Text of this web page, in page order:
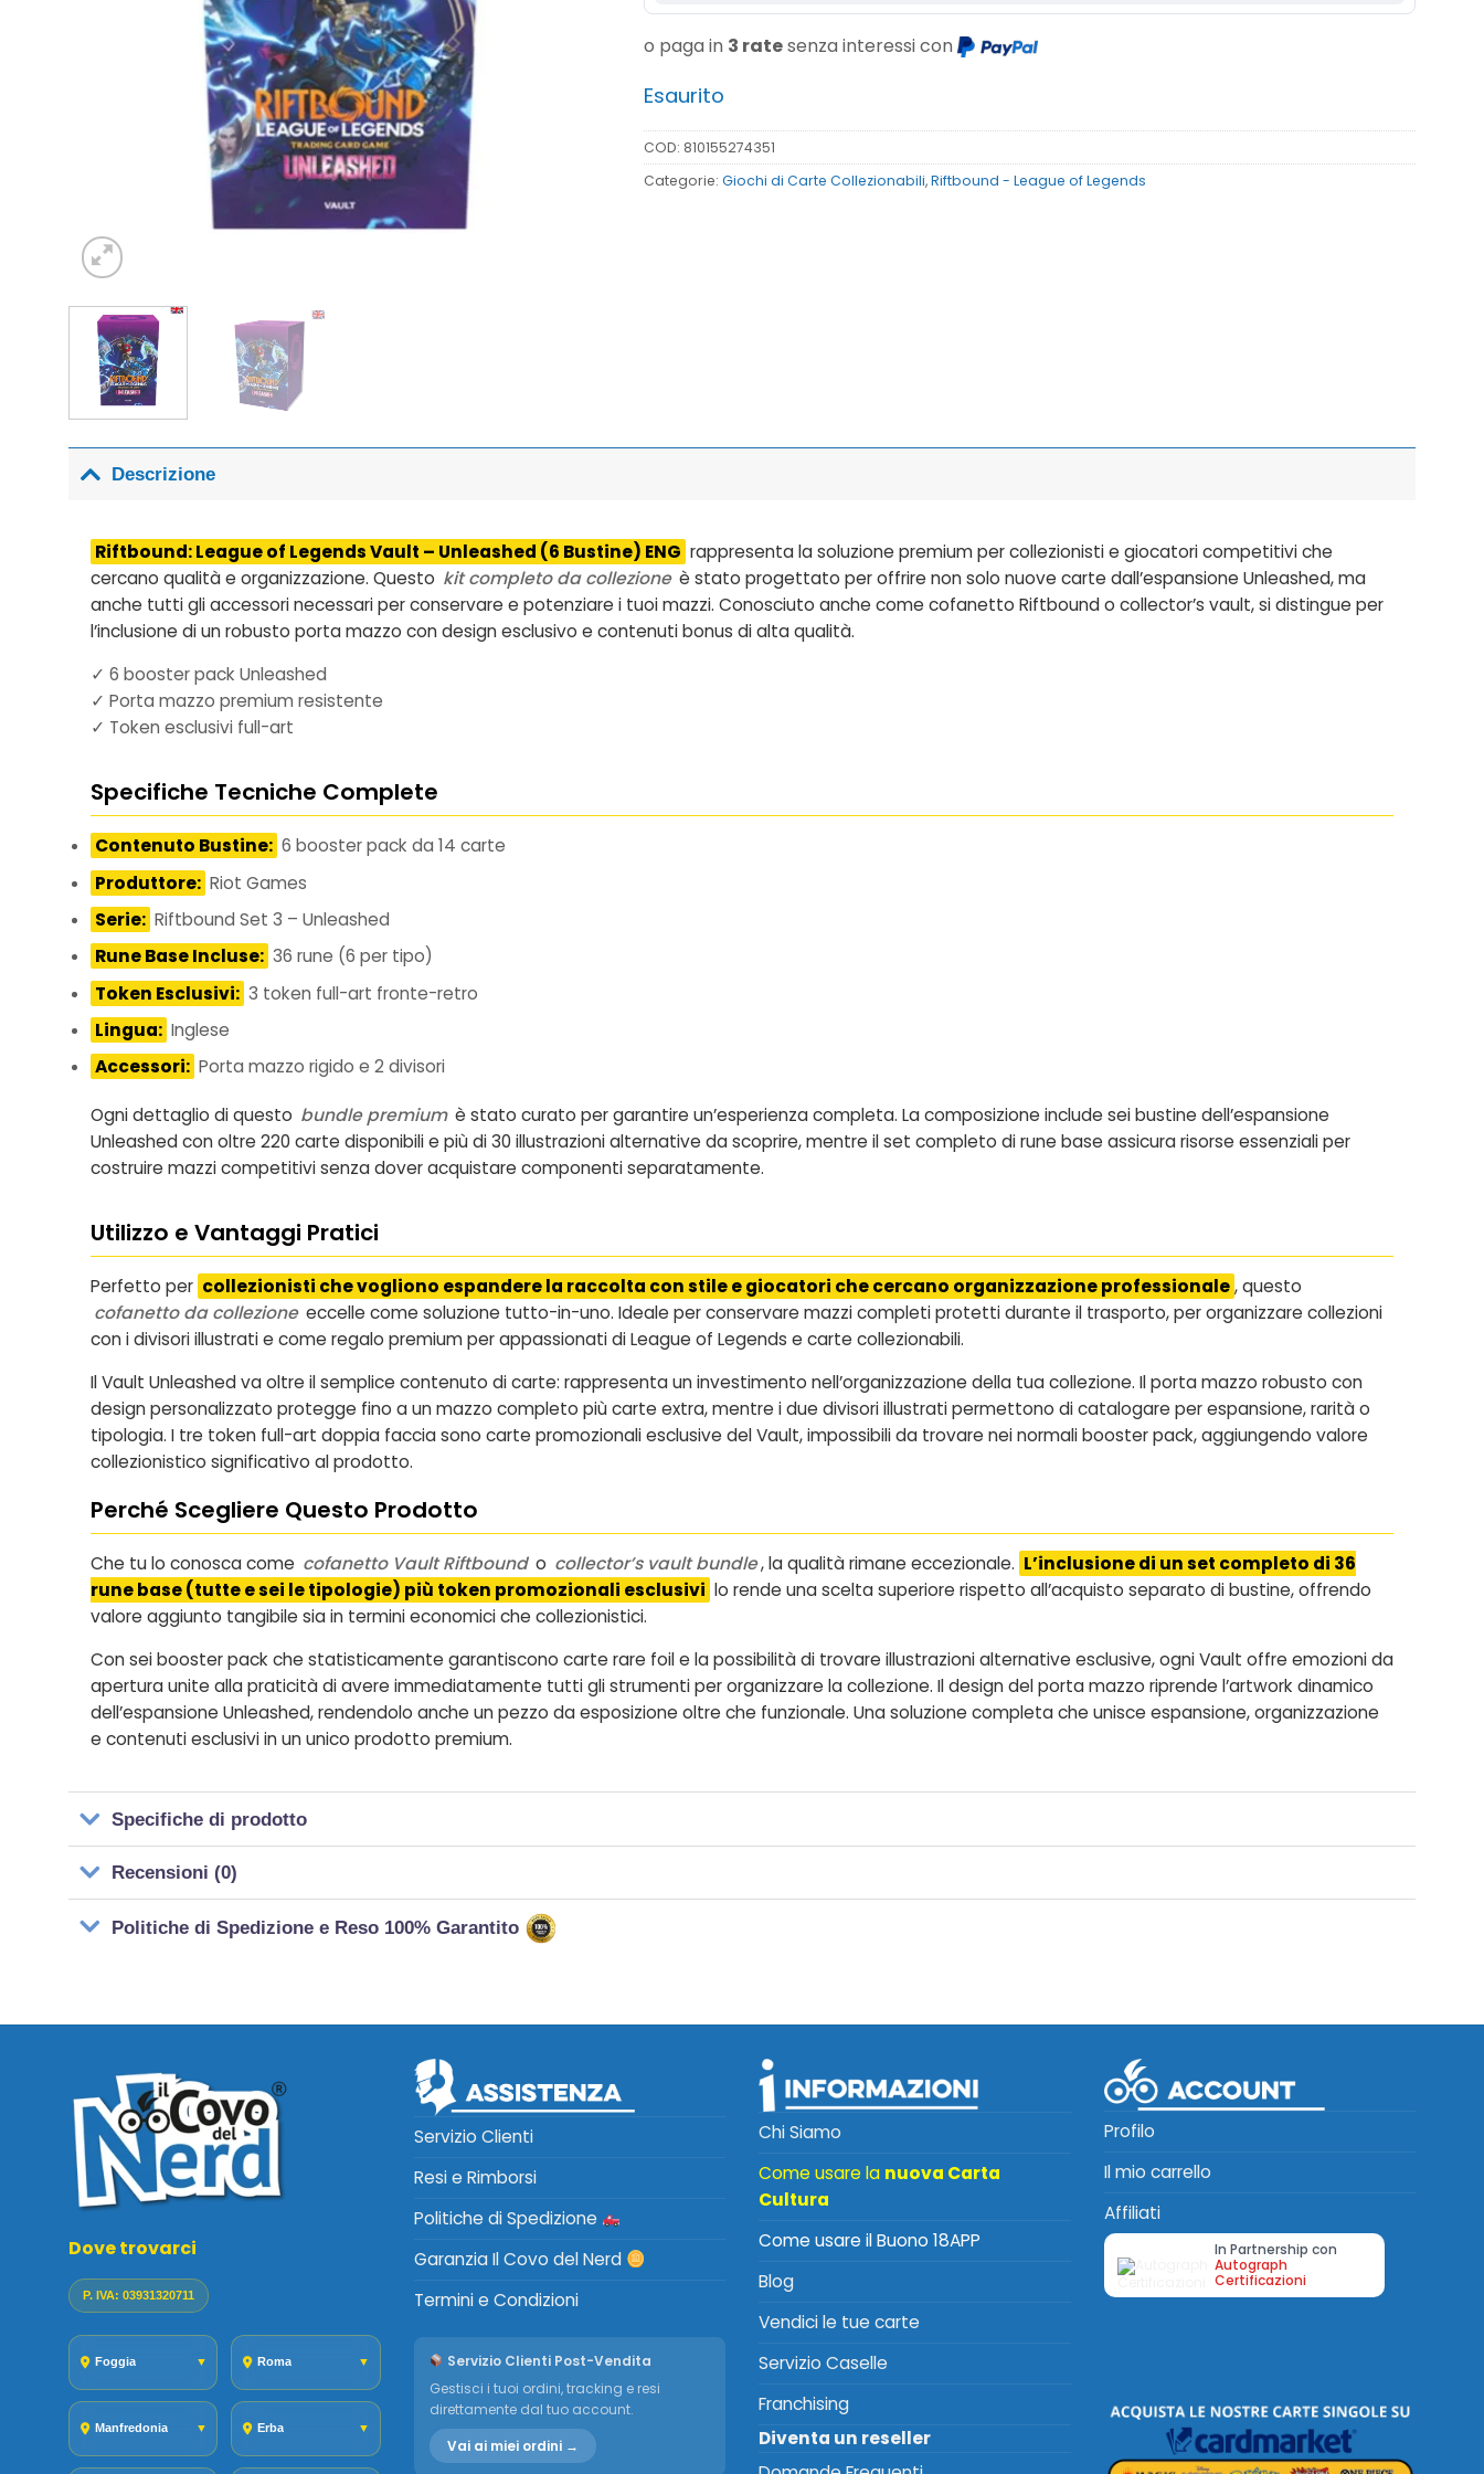
o paga in 3 ratesenza interessi con
Esaurito
COD: 810155274351
Categorie: Giochi di Carte Collezionabili,Riftbound - League of Legends
Descrizione
Riftbound: League of Legends Vault – Unleashed (6 Bustine) ENG rappresenta la soluzione premium per collezionisti e giocatori competitivi che
cercano qualità e organizzazione. Questo kit completo da collezione è stato progettato per offrire non solo nuove carte dall’espansione Unleashed, ma
anche tutti gli accessori necessari per conservare e potenziare i tuoi mazzi. Conosciuto anche come cofanetto Riftboundo collector’s vault, si distingue per
l’inclusione di un robusto porta mazzo con design esclusivo e contenuti bonus di alta qualità.
✓ 6 booster pack Unleashed
✓ Porta mazzo premium resistente
✓ Token esclusivi full-art
Specifiche Tecniche Complete
Contenuto Bustine: 6 booster pack da 14 carte
Produttore: Riot Games
Serie: Riftbound Set 3 – Unleashed
Rune Base Incluse: 36 rune (6 per tipo)
Token Esclusivi: 3 token full-art fronte-retro
Lingua: Inglese
Accessori: Porta mazzo rigido e 2 divisori
Ogni dettaglio di questo bundle premium è stato curato per garantire un’esperienza completa. La composizione include sei bustine dell’espansione
Unleashed con oltre 220 carte disponibili e più di 30 illustrazioni alternative da scoprire, mentre il set completo di rune base assicura risorse essenziali per
costruire mazzi competitivi senza dover acquistare componenti separatamente.
Utilizzo e Vantaggi Pratici
Perfetto per collezionisti che vogliono espandere la raccolta con stile e giocatori che cercano organizzazione professionale, questo
cofanetto da collezione eccelle come soluzione tutto-in-uno. Ideale per conservare mazzi completi protetti durante il trasporto, per organizzare collezioni
con i divisori illustrati e come regalo premium per appassionati di League of Legends e carte collezionabili.
Il Vault Unleashed va oltre il semplice contenuto di carte: rappresenta un investimento nell’organizzazione della tua collezione. Il porta mazzo robusto con
design personalizzato protegge fino a un mazzo completo più carte extra, mentre i due divisori illustrati permettono di catalogare per espansione, rarità o
tipologia. I tre token full-art doppia faccia sono carte promozionali esclusive del Vault, impossibili da trovare nei normali booster pack, aggiungendo valore
collezionistico significativo al prodotto.
Perché Scegliere Questo Prodotto
Che tu lo conosca come cofanetto Vault Riftbound o collector’s vault bundle, la qualità rimane eccezionale. L’inclusione di un set completo di 36
rune base (tutte e sei le tipologie) più token promozionali esclusivi lo rende una scelta superiore rispetto all’acquisto separato di bustine, offrendo
valore aggiunto tangibile sia in termini economici che collezionistici.
Con sei booster pack che statisticamente garantiscono carte rare foil e la possibilità di trovare illustrazioni alternative esclusive, ogni Vault offre emozioni da
apertura unite alla praticità di avere immediatamente tutti gli strumenti per organizzare la collezione. Il design del porta mazzo riprende l’artwork dinamico
dell’espansione Unleashed, rendendolo anche un pezzo da esposizione oltre che funzionale. Una soluzione completa che unisce espansione, organizzazione
e contenuti esclusivi in un unico prodotto premium.
Specifiche di prodotto
Recensioni (0)
Politiche di Spedizione e Reso 100% Garantito
Dove trovarci
P. IVA: 03931320711
Foggia ▼ Roma ▼
Manfredonia ▼ Erba ▼
Servizio Clienti
Resi e Rimborsi
Politiche di Spedizione
Garanzia Il Covo del Nerd
Termini e Condizioni
Servizio Clienti Post-Vendita
Gestisci i tuoi ordini, tracking e resi
direttamente dal tuo account.
Vai ai miei ordini →
Chi Siamo
Come usare la nuova Carta
Cultura
Come usare il Buono 18APP
Blog
Vendici le tue carte
Servizio Caselle
Franchising
Diventa un reseller
Profilo
Il mio carrello
Affiliati
In Partnership con
Autograph
Certificazioni